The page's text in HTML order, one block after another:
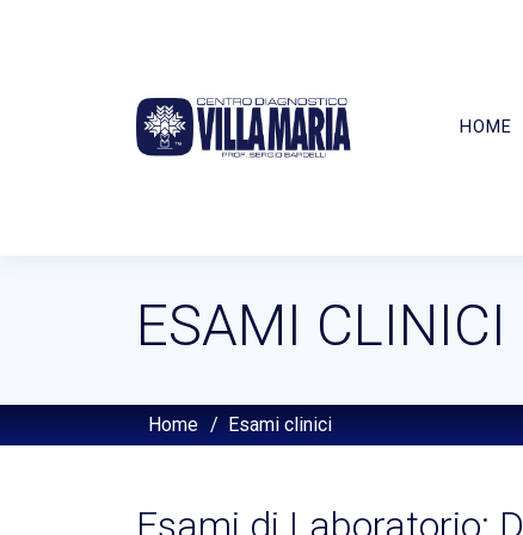
HOME
ESAMI CLINICI
Home / Esami clinici
Esami di Laboratorio: D